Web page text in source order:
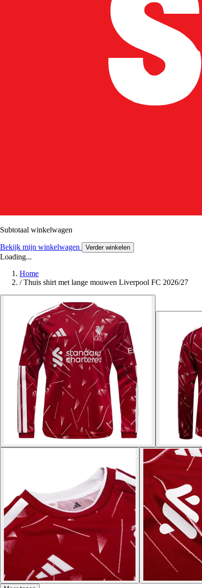
Subtotaal winkelwagen
Bekijk mijn winkelwagen Verder winkelen
Loading...
Home
/ Thuis shirt met lange mouwen Liverpool FC 2026/27